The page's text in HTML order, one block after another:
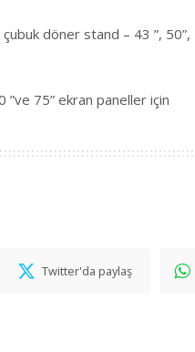
döner stand – 43 ”, 50”,
75” ekran paneller için
Twitter'da paylaş